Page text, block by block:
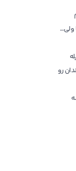
ولی…
رو